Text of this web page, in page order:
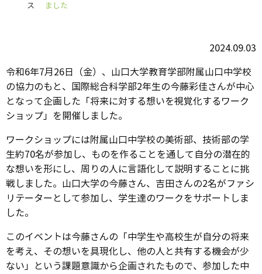
ス
ました
2024.09.03
令和6年7月26日（金）、山口大学教育学部附属山口中学校
の協力のもと、国際総合科学部2年生の今藤彩佳さんが中心
となって企画した「将来に対する想いを視覚化するワーク
ショップ」を開催しました。
ワークショップには附属山口中学校の美術部、技術部の学
生約70名が参加し、ものを作ることを通して自分の潜在的
な想いを形にし、周りの人に言語化して説明することに挑
戦しました。山口大学の今藤さん、吉田さんの2名がファシ
リテーターとして参加し、学生達のワークをサポートしま
した。
このイベントは今藤さんの「中学生や高校生が自分の将来
を考え、その想いを具現化し、他の人と共有する機会が少
ない」という課題意識から企画されたもので、参加した中